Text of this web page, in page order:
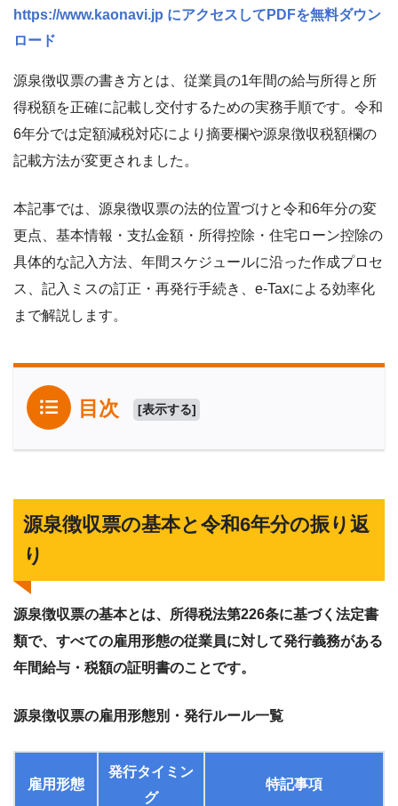
https://www.kaonavi.jp にアクセスしてPDFを無料ダウン
ロード
源泉徴収票の書き方とは、従業員の1年間の給与所得と所
得税額を正確に記載し交付するための実務手順です。令和
6年分では定額減税対応により摘要欄や源泉徴収税額欄の
記載方法が変更されました。
本記事では、源泉徴収票の法的位置づけと令和6年分の変
更点、基本情報・支払金額・所得控除・住宅ローン控除の
具体的な記入方法、年間スケジュールに沿った作成プロセ
ス、記入ミスの訂正・再発行手続き、e-Taxによる効率化
まで解説します。
目次 [表示する]
源泉徴収票の基本と令和6年分の振り返
り
源泉徴収票の基本とは、所得税法第226条に基づく法定書
類で、すべての雇用形態の従業員に対して発行義務がある
年間給与・税額の証明書のことです。
源泉徴収票の雇用形態別・発行ルール一覧
雇用形態
発行タイミン
グ
特記事項